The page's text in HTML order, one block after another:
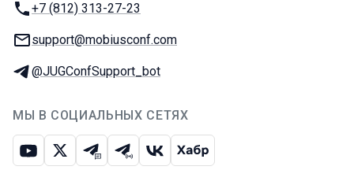
Телефон:
+7 (812) 313-27-23
E-mail:
support@mobiusconf.com
Телеграм:
@JUGConfSupport_bot
МЫ В СОЦИАЛЬНЫХ СЕТЯХ
ЮтубИкс Телеграм-чат
Телеграм-канал
ВКонтакте
Хабр